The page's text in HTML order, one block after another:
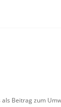
Beitrag zum